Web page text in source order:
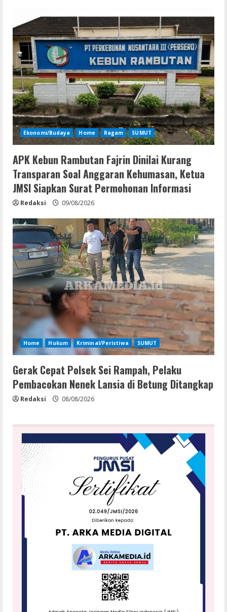
Ekonomi/Budaya Home Ragam SUMUT
APK Kebun Rambutan Fajrin Dinilai Kurang
Transparan Soal Anggaran Kehumasan, Ketua
JMSI Siapkan Surat Permohonan Informasi
Redaksi 09/08/2026
Home Hukum Kriminal/Peristiwa SUMUT
Gerak Cepat Polsek Sei Rampah, Pelaku
Pembacokan Nenek Lansia di Betung Ditangkap
Redaksi 08/08/2026